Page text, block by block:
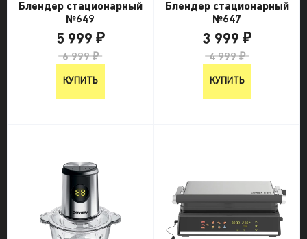
Блендер стационарный
№649
5 999 ₽
6 999 ₽
КУПИТЬ
Блендер стационарный
№647
3 999 ₽
4 999 ₽
КУПИТЬ